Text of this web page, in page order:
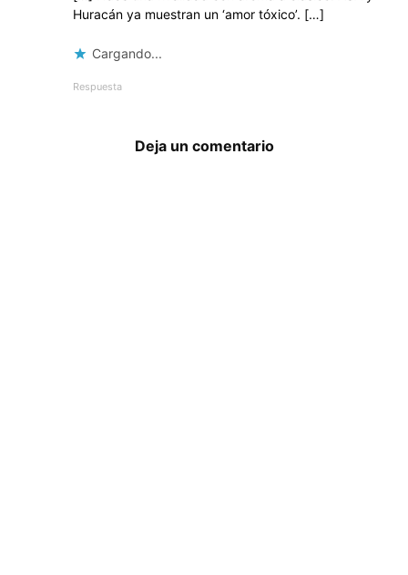
Huracán ya muestran un ‘amor tóxico’. […]
Cargando...
Respuesta
Deja un comentario